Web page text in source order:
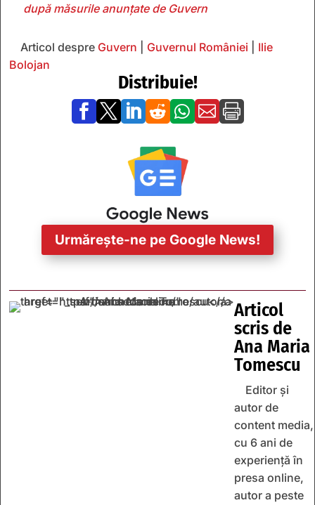
după măsurile anunțate de Guvern
Articol despre Guvern Guvernul României
Ilie
Bolojan
Distribuie!
      
Urmărește-ne pe Google News!
Articol
scris de
Ana Maria
Tomescu
Editor și
autor de
content media,
cu 6 ani de
experiență în
presa online,
autor a peste